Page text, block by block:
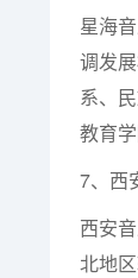
星海
调发
系、
教育
7、西
西安
北地